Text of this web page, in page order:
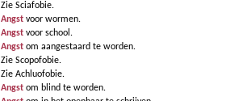
Zie Sciafobie.
Angst voor wormen.
Angst voor school.
Angst om aangestaard te worden.
Zie Scopofobie.
Zie Achluofobie.
Angst om blind te worden.